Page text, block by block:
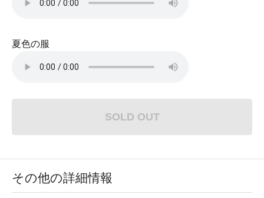
夏色の服
SOLD OUT
その他の詳細情報